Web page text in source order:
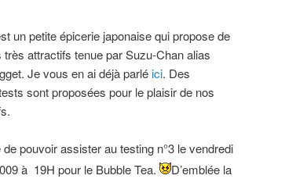
un petite épicerie japonaise qui propose de
très attractifs tenue par Suzu-Chan alias
Je vous en ai déjà parléici. Des
sont proposées pour le plaisir de nos
de pouvoir assister au testing n°3 le vendredi
à 19H pour le Bubble Tea.
D’emblée la